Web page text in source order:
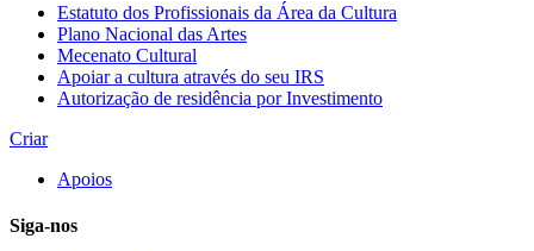
Estatuto dos Profissionais da Área da Cultura
Plano Nacional das Artes
Mecenato Cultural
Apoiar a cultura através do seu IRS
Autorização de residência por Investimento
Criar
Apoios
Siga-nos